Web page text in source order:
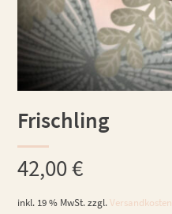
Frischling
42,00€
inkl. 19 % MwSt. zzgl.Versandkosten